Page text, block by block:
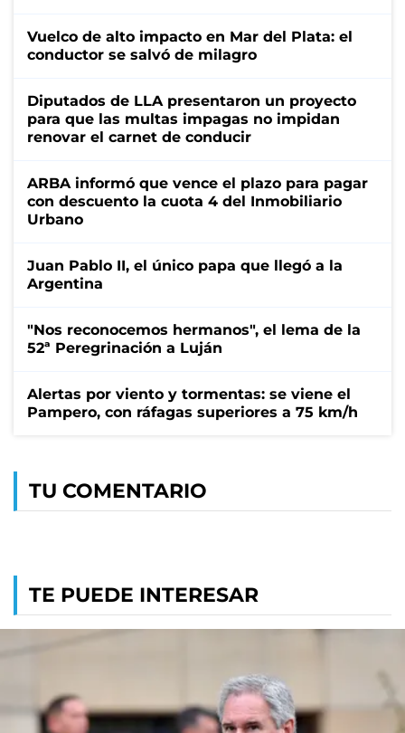
Vuelco de alto impacto en Mar del Plata: el
conductor se salvó de milagro
Diputados de LLA presentaron un proyecto
para que las multas impagas no impidan
renovar el carnet de conducir
ARBA informó que vence el plazo para pagar
con descuento la cuota 4 del Inmobiliario
Urbano
Juan Pablo II, el único papa que llegó a la
Argentina
"Nos reconocemos hermanos", el lema de la
52ª Peregrinación a Luján
Alertas por viento y tormentas: se viene el
Pampero, con ráfagas superiores a 75 km/h
TU COMENTARIO
TE PUEDE INTERESAR